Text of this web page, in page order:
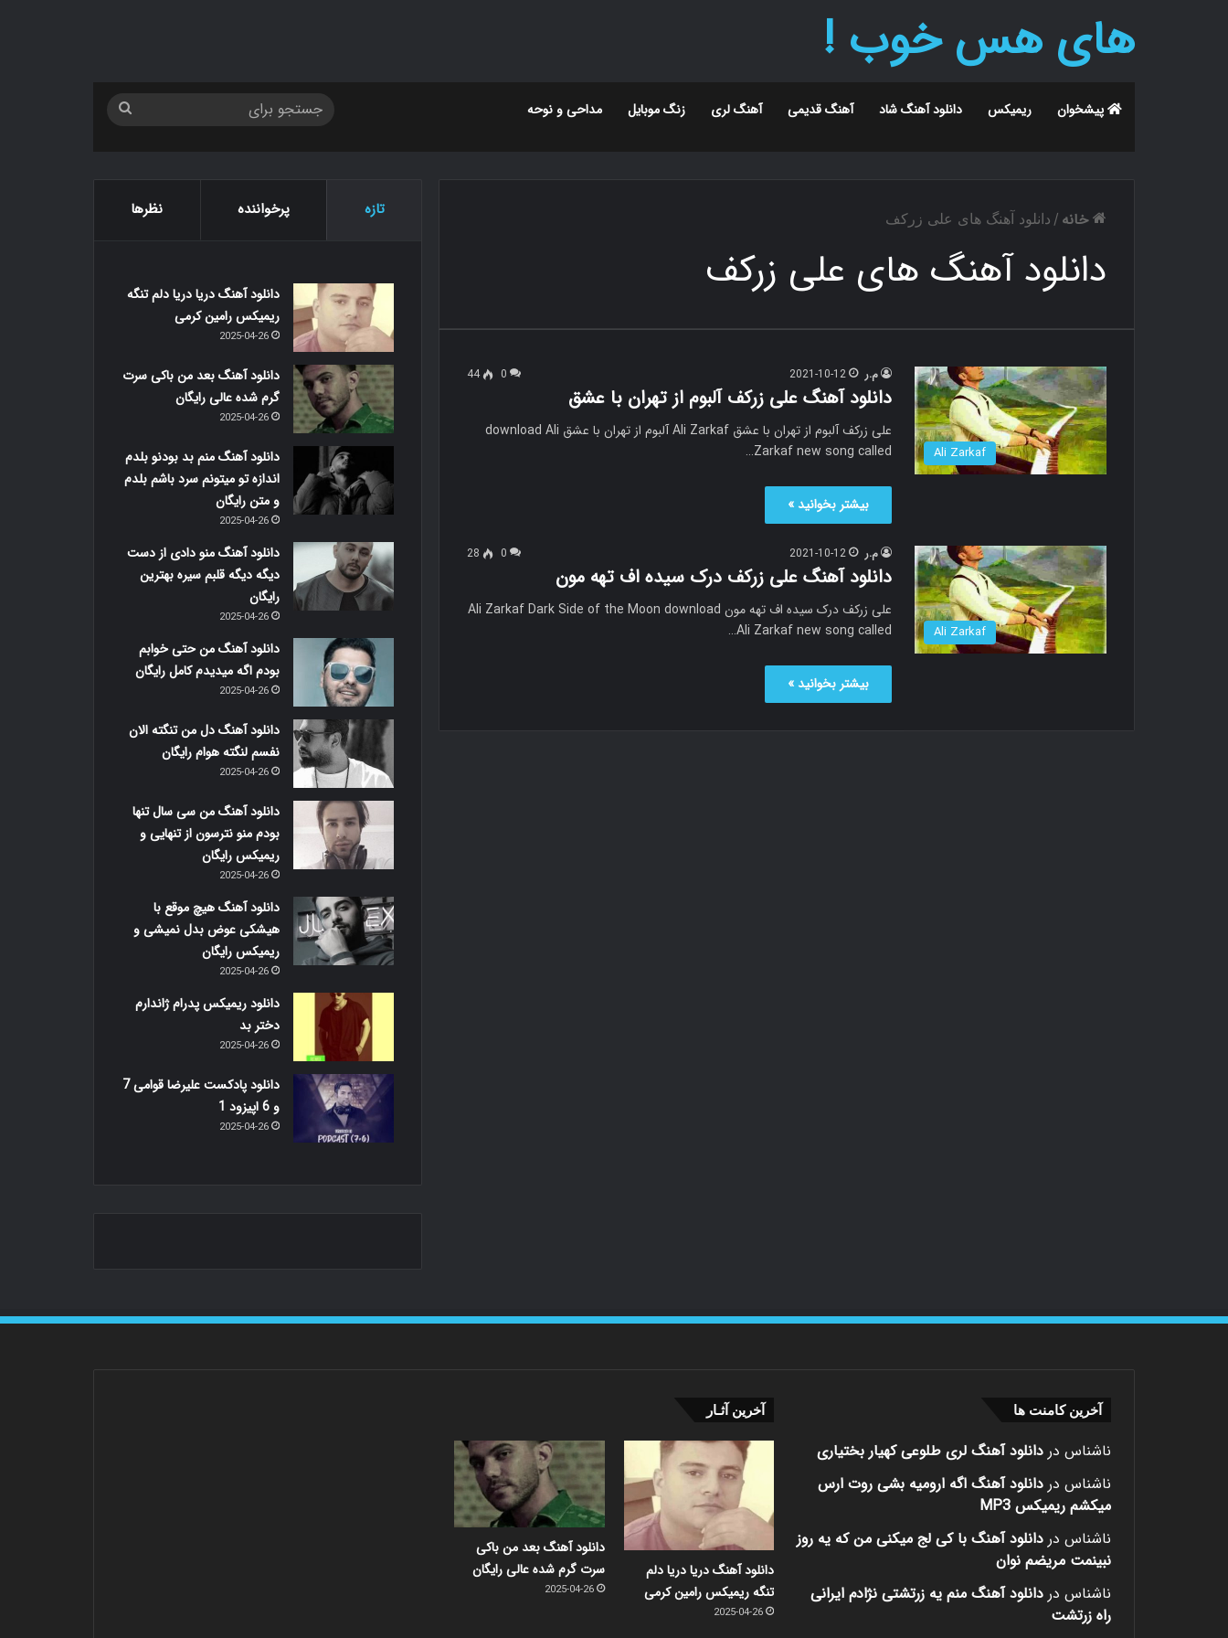
های هس خوب !
پیشخوان ریمیکس دانلود آهنگ شاد آهنگ قدیمی آهنگ لری زنگ موبایل مداحی و نوحه
خانه / دانلود آهنگ های علی زرکف
دانلود آهنگ های علی زرکف
Ali Zarkaf
م.ر 2021-10-12
0
44
دانلود آهنگ علی زرکف آلبوم از تهران با عشق
علی زرکف آلبوم از تهران با عشق Ali Zarkaf آلبوم از تهران با عشق download Ali
Zarkaf new song called…
بیشتر بخوانید »
Ali Zarkaf
م.ر 2021-10-12
0
28
دانلود آهنگ علی زرکف درک سیده اف تهه مون
علی زرکف درک سیده اف تهه مون Ali Zarkaf Dark Side of the Moon download
Ali Zarkaf new song called…
بیشتر بخوانید »
تازه پرخواننده نظرها
دانلود آهنگ دریا دریا دلم تنگه
ریمیکس رامین کرمی
2025-04-26
دانلود آهنگ بعد من باکی سرت
گرم شده عالی رایگان
2025-04-26
دانلود آهنگ منم بد بودنو بلدم
اندازه تو میتونم سرد باشم بلدم
و متن رایگان
2025-04-26
دانلود آهنگ منو دادی از دست
دیگه دیگه قلبم سیره بهترین
رایگان
2025-04-26
دانلود آهنگ من حتی خوابم
بودم اگه میدیدم کامل رایگان
2025-04-26
دانلود آهنگ دل من تنگته الان
نفسم لنگته هوام رایگان
2025-04-26
دانلود آهنگ من سی سال تنها
بودم منو نترسون از تنهایی و
ریمیکس رایگان
2025-04-26
دانلود آهنگ هیچ موقع با
هیشکی عوض بدل نمیشی و
ریمیکس رایگان
2025-04-26
دانلود ریمیکس پدرام ژاندارم
دختر بد
2025-04-26
دانلود پادکست علیرضا قوامی 7
و 6 اپیزود 1
2025-04-26
آخرین کامنت ها
ناشناس در دانلود آهنگ لری طلوعی کهیار بختیاری
ناشناس در دانلود آهنگ اگه ارومیه بشی روت ارس
میکشم ریمیکس MP3
ناشناس در دانلود آهنگ با کی لج میکنی من که یه روز
نبینمت مریضم نوان
ناشناس در دانلود آهنگ منم یه زرتشتی نژادم ایرانی
راه زرتشت
آخرین آثـار
دانلود آهنگ دریا دریا دلم
تنگه ریمیکس رامین کرمی
2025-04-26
دانلود آهنگ بعد من باکی
سرت گرم شده عالی رایگان
2025-04-26